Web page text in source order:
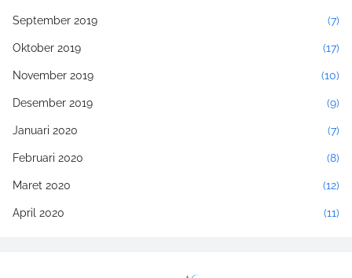
September 2019 (7)
Oktober 2019 (17)
November 2019 (10)
Desember 2019 (9)
Januari 2020 (7)
Februari 2020 (8)
Maret 2020 (12)
April 2020 (11)